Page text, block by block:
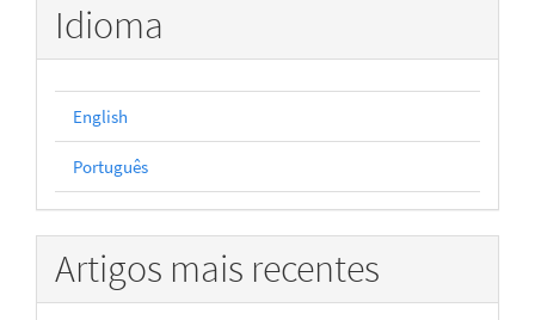
Idioma
English
Português
Artigos mais recentes